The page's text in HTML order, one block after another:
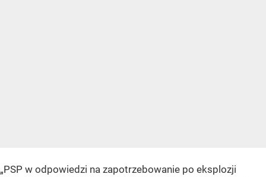
„PSP w odpowiedzi na zapotrzebowanie po eksplozji